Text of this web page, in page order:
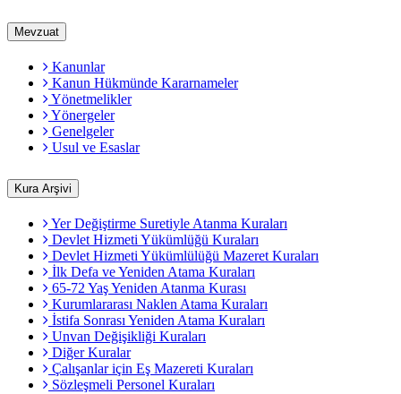
Mevzuat
Kanunlar
Kanun Hükmünde Kararnameler
Yönetmelikler
Yönergeler
Genelgeler
Usul ve Esaslar
Kura Arşivi
Yer Değiştirme Suretiyle Atanma Kuraları
Devlet Hizmeti Yükümlüğü Kuraları
Devlet Hizmeti Yükümlülüğü Mazeret Kuraları
İlk Defa ve Yeniden Atama Kuraları
65-72 Yaş Yeniden Atanma Kurası
Kurumlararası Naklen Atama Kuraları
İstifa Sonrası Yeniden Atama Kuraları
Unvan Değişikliği Kuraları
Diğer Kuralar
Çalışanlar için Eş Mazereti Kuraları
Sözleşmeli Personel Kuraları